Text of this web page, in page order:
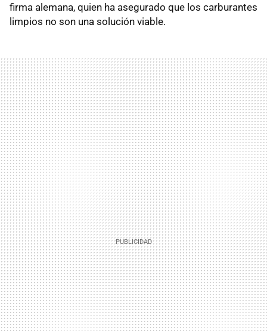
firma alemana, quien ha asegurado que los carburantes
limpios no son una solución viable.